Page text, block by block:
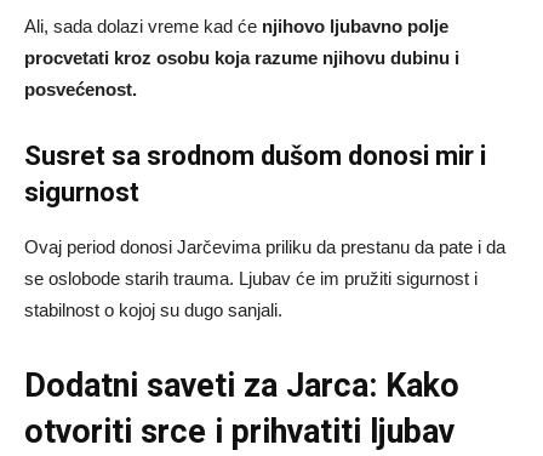
Ali, sada dolazi vreme kad će njihovo ljubavno polje
procvetati kroz osobu koja razume njihovu dubinu i
posvećenost.
Susret sa srodnom dušom donosi mir i
sigurnost
Ovaj period donosi Jarčevima priliku da prestanu da pate i da
se oslobode starih trauma. Ljubav će im pružiti sigurnost i
stabilnost o kojoj su dugo sanjali.
Dodatni saveti za Jarca: Kako
otvoriti srce i prihvatiti ljubav